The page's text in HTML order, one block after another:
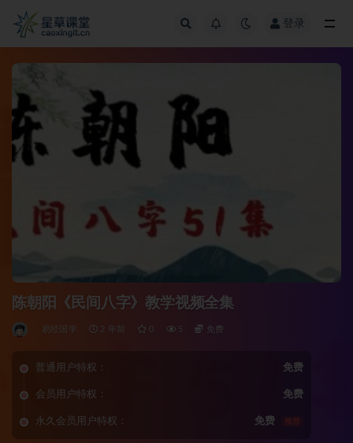
登录
陈朝阳《民间八字》教学视频全集
易经国学 2 年前 0 5 免费
普通用户特权： 免费
会员用户特权： 免费
永久会员用户特权： 免费 推荐